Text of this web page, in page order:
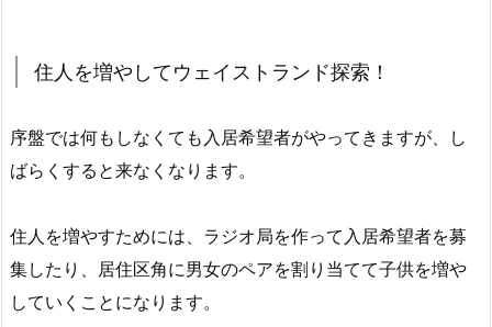
住人を増やしてウェイストランド探索！
序盤では何もしなくても入居希望者がやってきますが、し
ばらくすると来なくなります。
住人を増やすためには、ラジオ局を作って入居希望者を募
集したり、居住区角に男女のペアを割り当てて子供を増や
していくことになります。